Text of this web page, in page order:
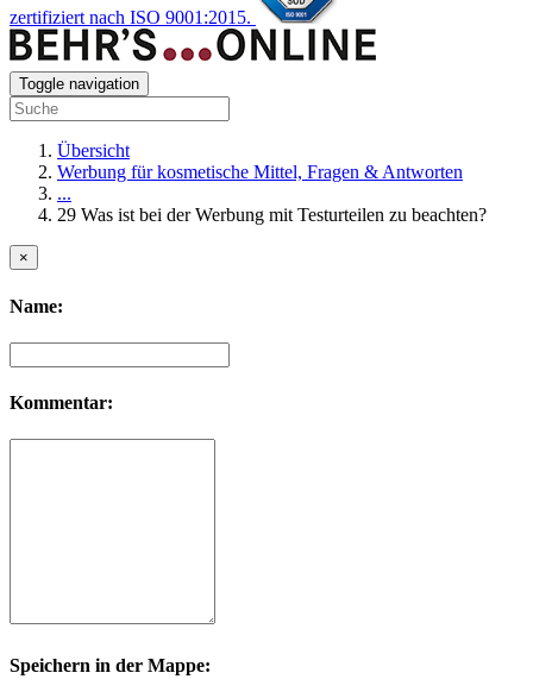
zertifiziert nach ISO 9001:2015.
Toggle navigation
Übersicht
Werbung für kosmetische Mittel, Fragen & Antworten
...
29 Was ist bei der Werbung mit Testurteilen zu beachten?
×
Name:
Kommentar:
Speichern in der Mappe: